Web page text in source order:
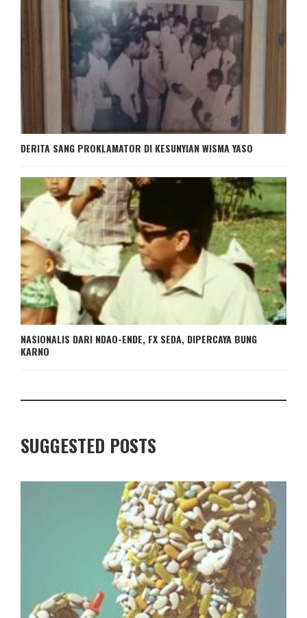
DERITA SANG PROKLAMATOR DI KESUNYIAN WISMA YASO
NASIONALIS DARI NDAO-ENDE, FX SEDA, DIPERCAYA BUNG
KARNO
SUGGESTED POSTS